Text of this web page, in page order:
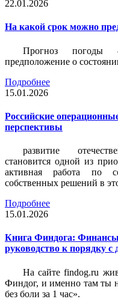
22.01.2026
На какой срок можно
Прогноз погоды
предположение о
Подробнее
15.01.2026
Российские
перспективы
развитие
становится одной из
активная работа по
собственных решений в
Подробнее
15.01.2026
Книга Финдога: Финансы
руководство к порядку с
На сайте findog.ru
Финдог, и именно там ты
без боли за 1 час».